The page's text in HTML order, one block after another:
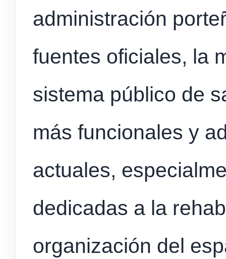
administración
fuentes oficiales, la
sistema público de
más funcionales y
actuales,
dedicadas a la
organización del